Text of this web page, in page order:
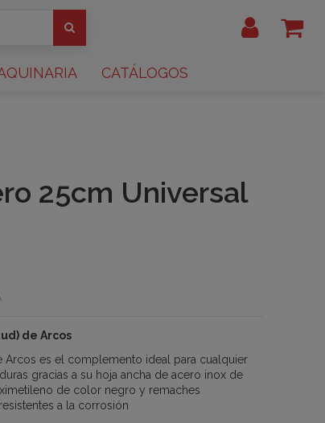
CATÁLOGOS
25cm Universal
de Arcos
Arcos es el complemento ideal para cualquier
gracias a su hoja ancha de acero inox de
de color negro y remaches
a la corrosión